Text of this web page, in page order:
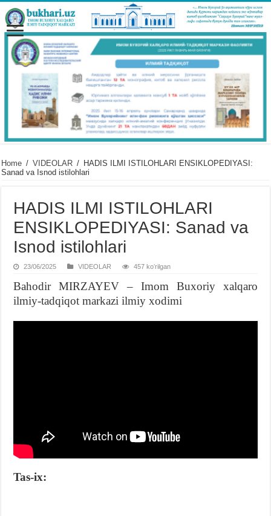
Home / VIDЕOLAR / HADIS ILMI ISTILOHLARI ENSIKLOPEDIYASI:
Sanad va Isnod istilohlari
HADIS ILMI ISTILOHLARI
ENSIKLOPEDIYASI: Sanad va
Isnod istilohlari
23/06/2025 VIDЕOLAR 457 koʻrilgan
Bahodir MIRZAYEV – Imom Buxoriy xalqaro
ilmiy-tadqiqot markazi ilmiy xodimi
Tas-ix: